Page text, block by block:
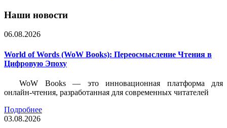
Наши новости
06.08.2026
World of Words (WoW Books): Переосмысление Чтения в
Цифровую Эпоху
WoW Books — это инновационная платформа для
онлайн-чтения, разработанная для современных читателей
Подробнее
03.08.2026